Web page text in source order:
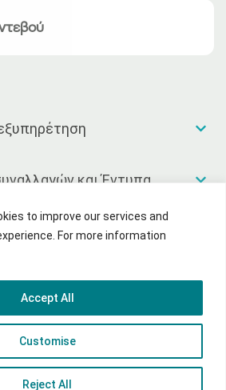
to improve our services and
For more information
Customise
Reject All
Accept All
και Έντυπα
Πολιτική Απορρήτου Sitemap